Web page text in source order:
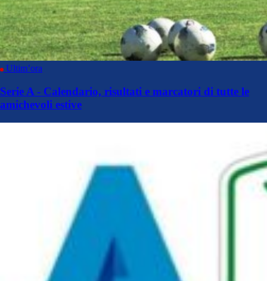
Ultim’ora
Serie A - Calendario, risultati e marcatori di tutte le
amichevoli estive